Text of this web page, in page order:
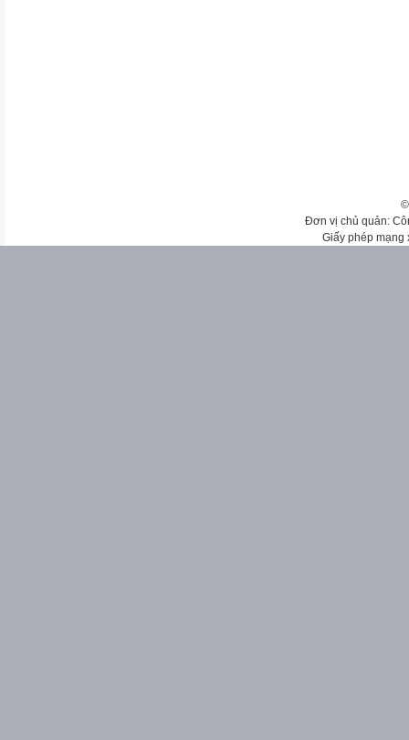
Đơn vị chủ quản:
Giấy phép mạng